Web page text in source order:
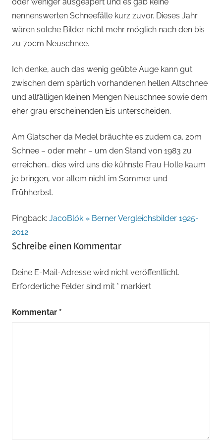
nennenswerten Schneefälle kurz zuvor. Dieses Jahr
wären solche Bilder nicht mehr möglich nach den bis
zu 70cm Neuschnee.
Ich denke, auch das wenig geübte Auge kann gut
zwischen dem spärlich vorhandenen hellen Altschnee
und allfälligen kleinen Mengen Neuschnee sowie dem
eher grau erscheinenden Eis unterscheiden.
Am Glatscher da Medel bräuchte es zudem ca. 20m
Schnee – oder mehr – um den Stand von 1983 zu
erreichen… dies wird uns die kühnste Frau Holle kaum
je bringen, vor allem nicht im Sommer und
Frühherbst.
Pingback: JacoBlök » Berner Vergleichsbilder 1925-
2012
Schreibe einen Kommentar
Deine E-Mail-Adresse wird nicht veröffentlicht.
Erforderliche Felder sind mit * markiert
Kommentar *